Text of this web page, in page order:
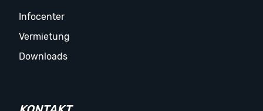
Infocenter
Vermietung
Downloads